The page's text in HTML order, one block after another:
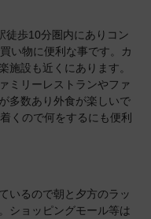
徒歩10分圏内にありコン
い物に便利な事です。カ
施設も近くにあります。
ミリーレストランやファ
多数あり外食が楽しいで
くので何をするにも便利
いるので朝と夕方のラッ
ショッピングモール等は